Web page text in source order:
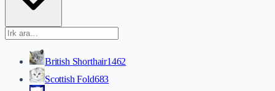
British Shorthair1462
Scottish Fold683